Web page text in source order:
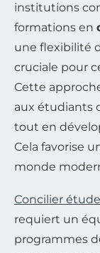
institutions
formations en
une flexibilité
cruciale pour
Cette
aux étudiants
tout en
Cela favorise
monde
Concilier
requiert un
programmes